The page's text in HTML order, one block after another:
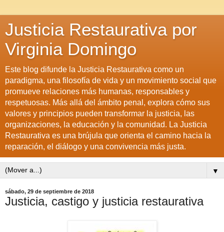
Justicia Restaurativa por
Virginia Domingo
Este blog difunde la Justicia Restaurativa como un
paradigma, una filosofía de vida y un movimiento social que
promueve relaciones más humanas, responsables y
respetuosas. Más allá del ámbito penal, explora cómo sus
valores y principios pueden transformar la justicia, las
organizaciones, la educación y la comunidad. La Justicia
Restaurativa es una brújula que orienta el camino hacia la
reparación, el diálogo y una convivencia más justa.
▼
sábado, 29 de septiembre de 2018
Justicia, castigo y justicia restaurativa